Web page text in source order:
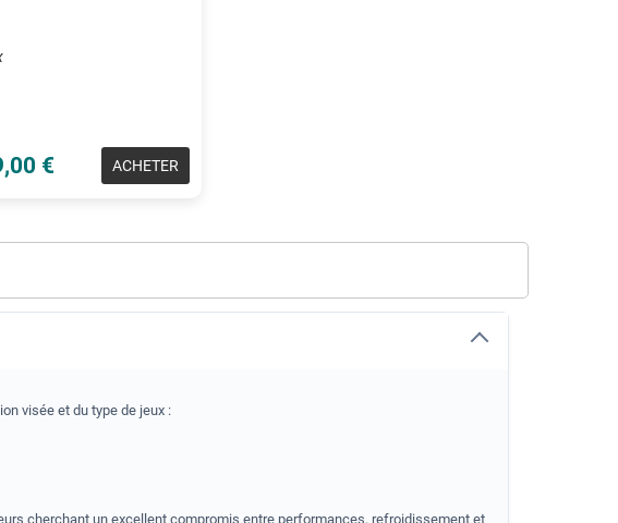
€ ACHETER
visée et du type de jeux :
cherchant un excellent compromis entre performances, refroidissement et